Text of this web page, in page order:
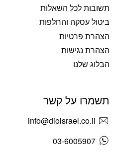
תשובות לכל השאלות
ביטול עסקה והחלפות
הצהרת פרטיות
הצהרת נגישות
הבלוג שלנו
תשמרו על קשר
info@dioisrael.co.il
03-6005907